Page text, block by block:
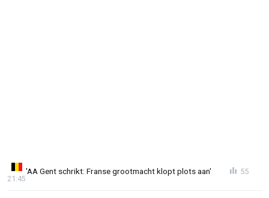
'AA Gent schrikt: Franse grootmacht klopt plots aan'
21:45
55